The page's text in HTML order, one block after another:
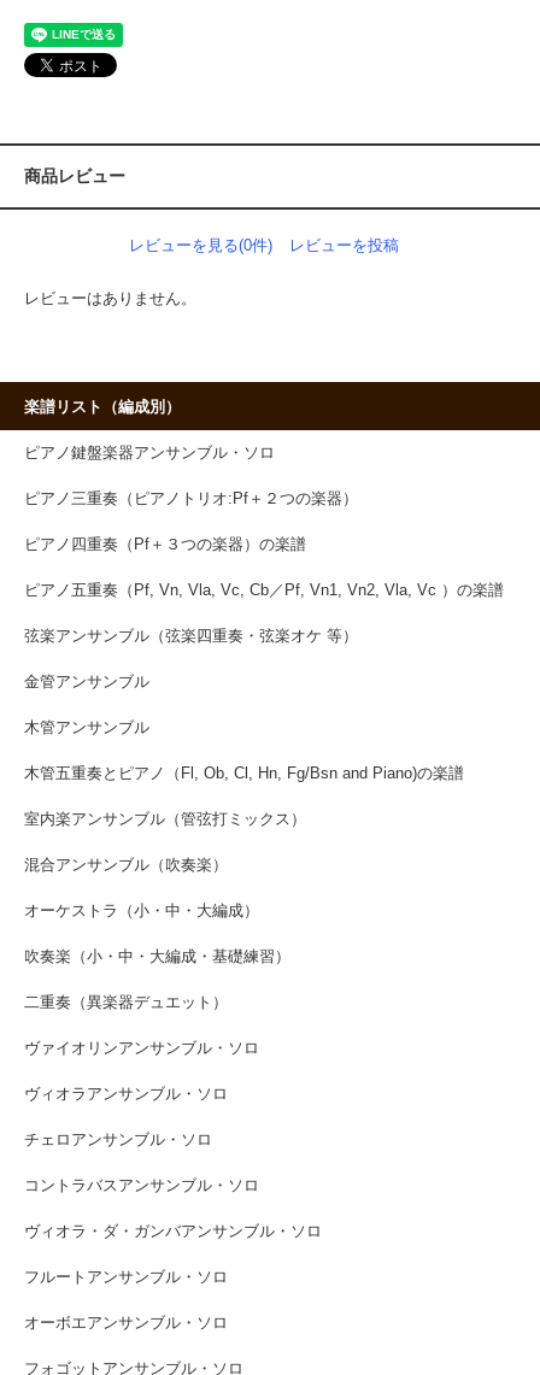
商品レビュー
レビューを見る(0件) レビューを投稿
レビューはありません。
楽譜リスト（編成別）
ピアノ鍵盤楽器アンサンブル・ソロ
ピアノ三重奏（ピアノトリオ:Pf＋２つの楽器）
ピアノ四重奏（Pf＋３つの楽器）の楽譜
ピアノ五重奏（Pf, Vn, Vla, Vc, Cb／Pf, Vn1, Vn2, Vla, Vc ）の楽譜
弦楽アンサンブル（弦楽四重奏・弦楽オケ 等）
金管アンサンブル
木管アンサンブル
木管五重奏とピアノ（Fl, Ob, Cl, Hn, Fg/Bsn and Piano)の楽譜
室内楽アンサンブル（管弦打ミックス）
混合アンサンブル（吹奏楽）
オーケストラ（小・中・大編成）
吹奏楽（小・中・大編成・基礎練習）
二重奏（異楽器デュエット）
ヴァイオリンアンサンブル・ソロ
ヴィオラアンサンブル・ソロ
チェロアンサンブル・ソロ
コントラバスアンサンブル・ソロ
ヴィオラ・ダ・ガンバアンサンブル・ソロ
フルートアンサンブル・ソロ
オーボエアンサンブル・ソロ
フォゴットアンサンブル・ソロ